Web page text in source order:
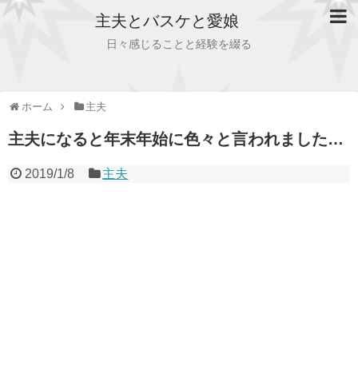
主夫とバスケと愛娘
日々感じることと経験を綴る
ホーム 主夫
主夫になると年末年始に色々と言われました…
2019/1/8 主夫